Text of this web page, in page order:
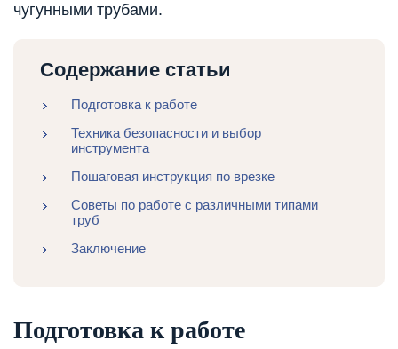
чугунными трубами.
Содержание статьи
Подготовка к работе
Техника безопасности и выбор
инструмента
Пошаговая инструкция по врезке
Советы по работе с различными типами
труб
Заключение
Подготовка к работе